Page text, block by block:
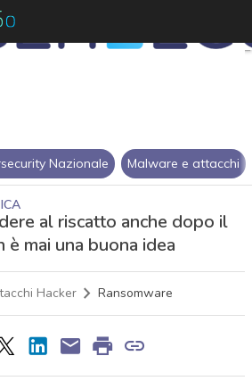
Nazionale Malware e attacchi
al riscatto anche dopo il
mai una buona idea
Hacker Ransomware